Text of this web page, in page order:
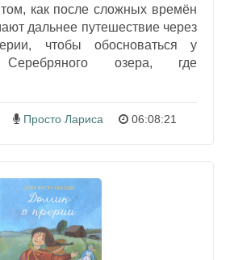
как после сложных времён
дальнее путешествие через
чтобы обосноваться у
Серебряного озера, где
Просто Лариса 06:08:21